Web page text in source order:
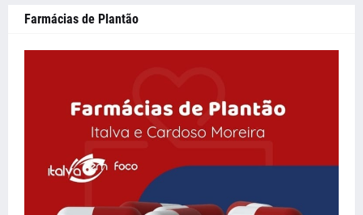
Farmácias de Plantão